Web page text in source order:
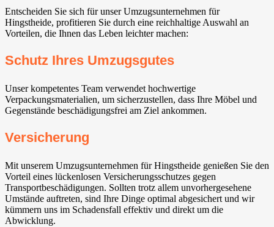
Entscheiden Sie sich für unser Umzugsunternehmen für
Hingstheide, profitieren Sie durch eine reichhaltige Auswahl an
Vorteilen, die Ihnen das Leben leichter machen:
Schutz Ihres Umzugsgutes
Unser kompetentes Team verwendet hochwertige
Verpackungsmaterialien, um sicherzustellen, dass Ihre Möbel und
Gegenstände beschädigungsfrei am Ziel ankommen.
Versicherung
Mit unserem Umzugsunternehmen für Hingstheide genießen Sie den
Vorteil eines lückenlosen Versicherungsschutzes gegen
Transportbeschädigungen. Sollten trotz allem unvorhergesehene
Umstände auftreten, sind Ihre Dinge optimal abgesichert und wir
kümmern uns im Schadensfall effektiv und direkt um die
Abwicklung.